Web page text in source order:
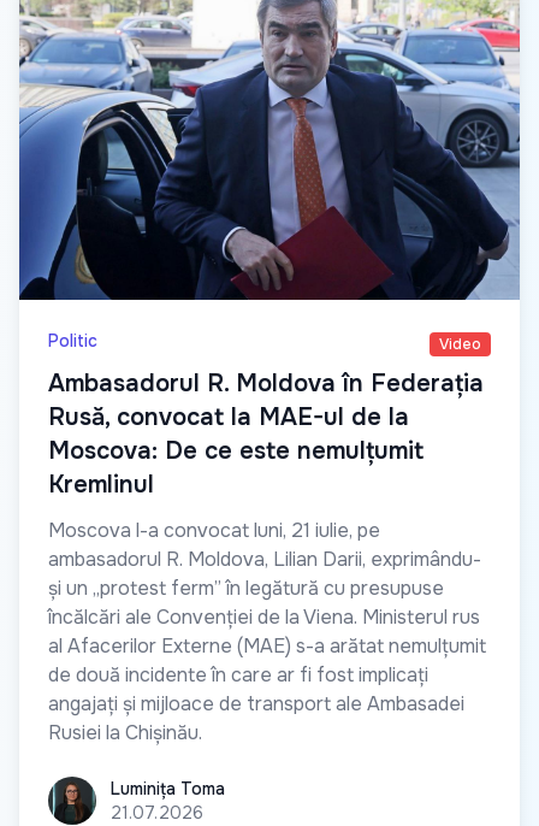
Politic Video
Ambasadorul R. Moldova în Federația
Rusă, convocat la MAE-ul de la
Moscova: De ce este nemulțumit
Kremlinul
Moscova l-a convocat luni, 21 iulie, pe
ambasadorul R. Moldova, Lilian Darii, exprimându-
și un „protest ferm” în legătură cu presupuse
încălcări ale Convenției de la Viena. Ministerul rus
al Afacerilor Externe (MAE) s-a arătat nemulțumit
de două incidente în care ar fi fost implicați
angajați și mijloace de transport ale Ambasadei
Rusiei la Chișinău.
Luminița Toma
Luminița Toma
21.07.2026